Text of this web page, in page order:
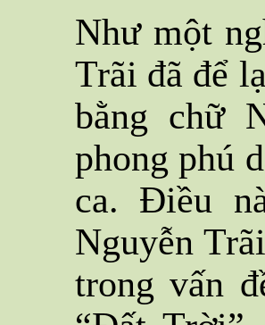
Như một
Trãi đã để
bằng chữ
phong phú
ca. Điều
Nguyễn
trong vấn